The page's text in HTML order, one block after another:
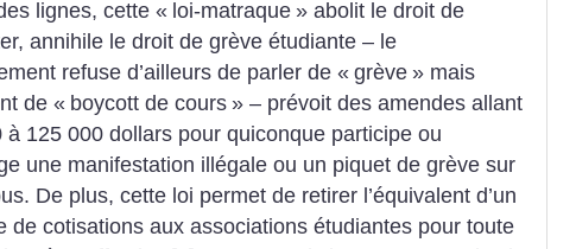
lignes, cette « loi-matraque » abolit le droit de
annihile le droit de grève étudiante – le
refuse d’ailleurs de parler de « grève » mais
de « boycott de cours » – prévoit des amendes allant
à 125 000 dollars pour quiconque participe ou
une manifestation illégale ou un piquet de grève sur
De plus, cette loi permet de retirer l’équivalent d’un
de cotisations aux associations étudiantes pour toute